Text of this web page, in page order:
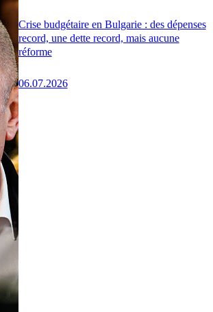
Crise budgétaire en Bulgarie : des dépenses
record, une dette record, mais aucune
réforme
06.07.2026